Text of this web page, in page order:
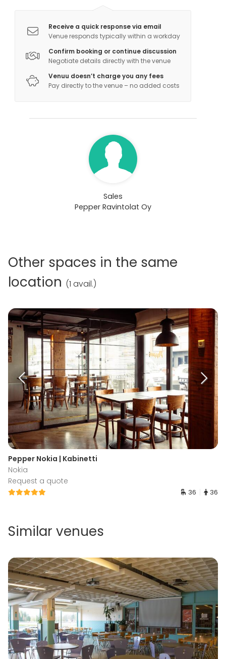
Receive a quick response via email
Venue responds typically within a workday
Confirm booking or continue discussion
Negotiate details directly with the venue
Venuu doesn’t charge you any fees
Pay directly to the venue – no added costs
Sales
Pepper Ravintolat Oy
Other spaces in the same
location (1 avail.)
Pepper Nokia | Kabinetti
Nokia
Request a quote
36 36
Similar venues